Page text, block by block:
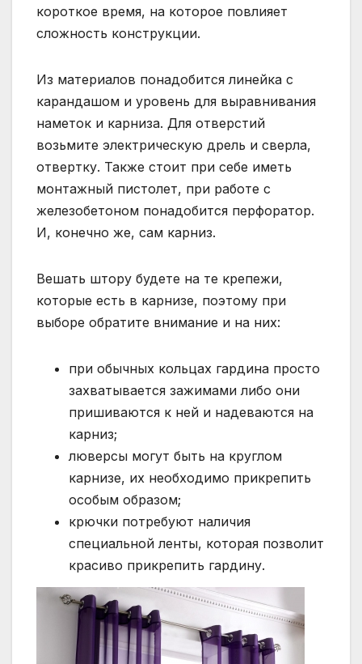
короткое время, на которое повлияет
сложность конструкции.
Из материалов понадобится линейка с
карандашом и уровень для выравнивания
наметок и карниза. Для отверстий
возьмите электрическую дрель и сверла,
отвертку. Также стоит при себе иметь
монтажный пистолет, при работе с
железобетоном понадобится перфоратор.
И, конечно же, сам карниз.
Вешать штору будете на те крепежи,
которые есть в карнизе, поэтому при
выборе обратите внимание и на них:
при обычных кольцах гардина просто
захватывается зажимами либо они
пришиваются к ней и надеваются на
карниз;
люверсы могут быть на круглом
карнизе, их необходимо прикрепить
особым образом;
крючки потребуют наличия
специальной ленты, которая позволит
красиво прикрепить гардину.